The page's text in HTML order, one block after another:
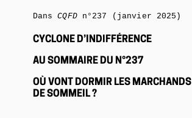
DansCQFDn°237 (janvier 2025)
CYCLONE D’INDIFFÉRENCE
AU SOMMAIRE DU N°237
OÙ VONT DORMIR LES MARCHANDS
DE SOMMEIL ?